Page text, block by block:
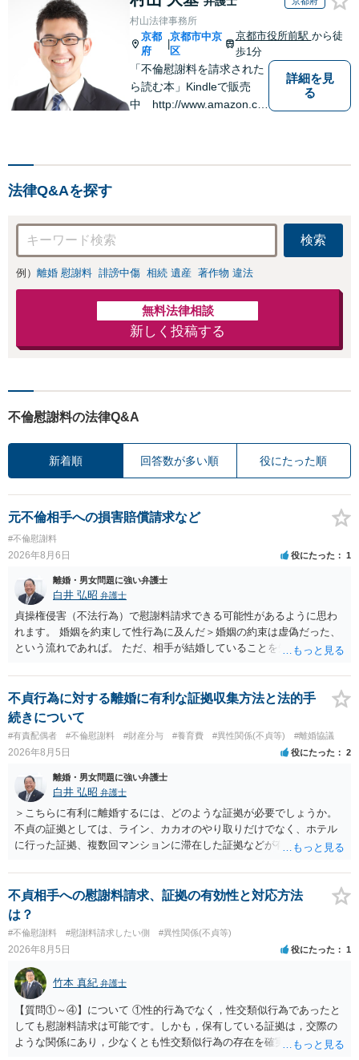
／年金分割／養育
談可】【電話・メ
ール相談可】
相続に対応】【夜間・
休日面談可】【出張相
談OK】【淡路町駅1
村山法律事務所
京都
府
|
京都市中京
区
京都市役所前駅 から徒
歩1分
「不倫慰謝料を請求された
ら読む本」Kindleで販売
中 http://www.amazon.co.
詳細を見
る
法律Q&Aを探す
検索
例） 離婚 慰謝料 誹謗中傷 相続 遺産 著作物 違法
無料法律相談
新しく投稿する
不倫慰謝料の法律Q&A
新着順 回答数が多い順 役にたった順
元不倫相手への損害賠償請求など
#不倫慰謝料
2026年8月6日 役にたった 1
離婚・男女問題に強い弁護士
白井 弘昭 弁護士
貞操権侵害（不法行為）で慰謝料請求できる可能性があるように思わ
れます。 婚姻を約束して性行為に及んだ＞婚姻の約束は虚偽だった、
という流れであれば。 ただ、相手が結婚していることを知って行為に
性も認められそうですので、あまり慰謝料は高額にならないように思
われます。 一度、最寄りの弁護士に相談してみてください。
不貞行為に対する離婚に有利な証拠収集方法と法的手
続きについて
#有責配偶者 #不倫慰謝料 #財産分与 #養育費 #異性関係(不貞等) #離婚協議
2026年8月5日 役にたった 2
離婚・男女問題に強い弁護士
白井 弘昭 弁護士
＞こちらに有利に離婚するには、どのような証拠が必要でしょうか。
不貞の証拠としては、ライン、カカオのやり取りだけでなく、ホテル
に行った証拠、複数回マンションに滞在した証拠などが有効です。 不
婚する、慰謝料をとるなど）ことができると思われます。 ただし、不
貞発覚後、長期間同居を続けると、不貞を許したとの評価につながる
場合がありますので、ご注意ください。 以上、ご参考まで。
不貞相手への慰謝料請求、証拠の有効性と対応方法
は？
#不倫慰謝料 #慰謝料請求したい側 #異性関係(不貞等)
2026年8月5日 役にたった 1
竹本 真紀 弁護士
【質問①～④】について ①性的行為でなく，性交類似行為であったと
しても慰謝料請求は可能です。しかも，保有している証拠は，交際の
ような関係にあり，少なくとも性交類似行為の存在を確実に証明でき